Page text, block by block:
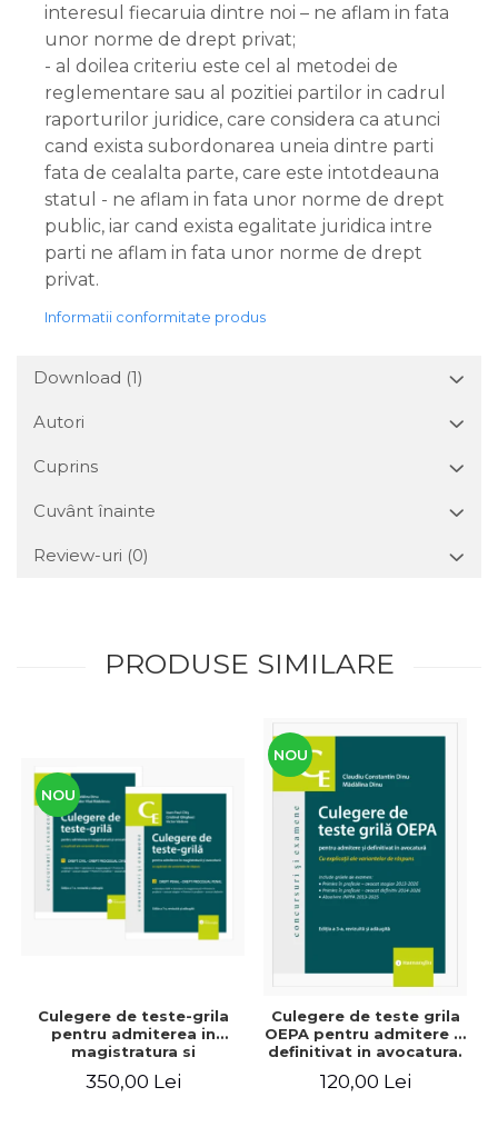
interesul fiecaruia dintre noi – ne aflam in fata
unor norme de drept privat;
- al doilea criteriu este cel al metodei de
reglementare sau al pozitiei partilor in cadrul
raporturilor juridice, care considera ca atunci
cand exista subordonarea uneia dintre parti
fata de cealalta parte, care este intotdeauna
statul - ne aflam in fata unor norme de drept
public, iar cand exista egalitate juridica intre
parti ne aflam in fata unor norme de drept
privat.
Informatii conformitate produs
Download (1)
Autori
Cuprins
Cuvânt înainte
Review-uri (0)
PRODUSE SIMILARE
NOU
Culegere de teste-grila
pentru admiterea in
magistratura si
revizuita si adaugita -
350,00 Lei
NOU
Culegere de teste grila
OEPA pentru admitere si
definitivat in avocatura.
variantelor de raspuns.
120,00 Lei